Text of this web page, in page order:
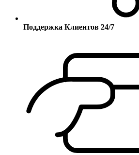
Поддержка Клиентов 24/7